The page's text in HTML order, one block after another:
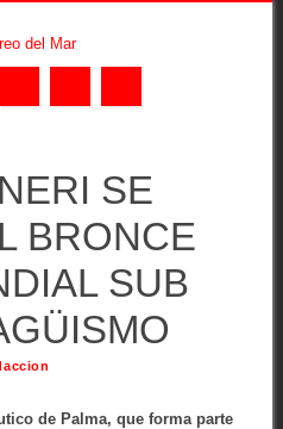
SE
BRONCE
SUB
de Palma, que forma parte